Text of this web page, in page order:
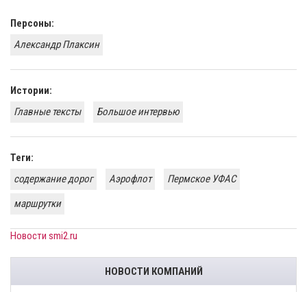
Персоны:
Александр Плаксин
Истории:
Главные тексты
Большое интервью
Теги:
содержание дорог
Аэрофлот
Пермское УФАС
маршрутки
Новости smi2.ru
НОВОСТИ КОМПАНИЙ